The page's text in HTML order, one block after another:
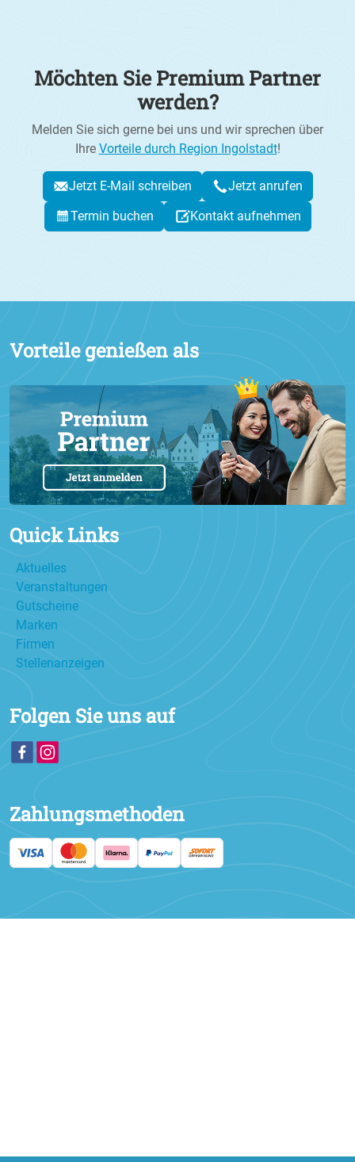
Möchten Sie Premium Partner
werden?
Melden Sie sich gerne bei uns und wir sprechen über
Ihre Vorteile durch Region Ingolstadt!
Jetzt E-Mail schreiben
Jetzt anrufen
Termin buchen
Kontakt aufnehmen
Vorteile genießen als
Quick Links
Aktuelles
Veranstaltungen
Gutscheine
Marken
Firmen
Stellenanzeigen
Folgen Sie uns auf
Zahlungsmethoden